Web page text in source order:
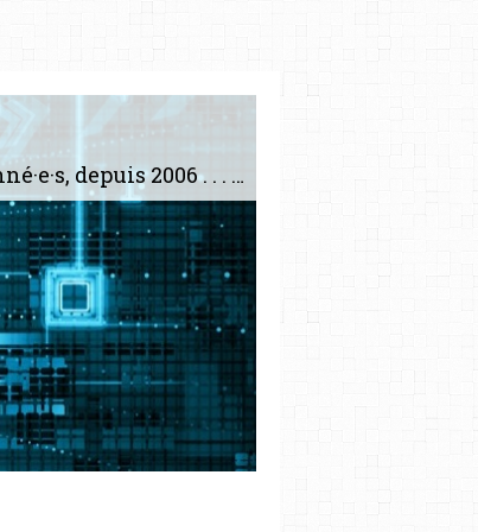
Le plus gros site de philosophie de France ! ABONNEZ-VOUS ! 4115 Articles, 1634 abonné·e·s, depuis 2006 . . . . . . . . 2 852 214 pages vues jusqu'à présent. Prestance et être apte à un plus grand nombre de choses.